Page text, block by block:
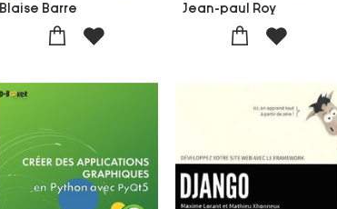
Blaise Barre Jean-paul Roy